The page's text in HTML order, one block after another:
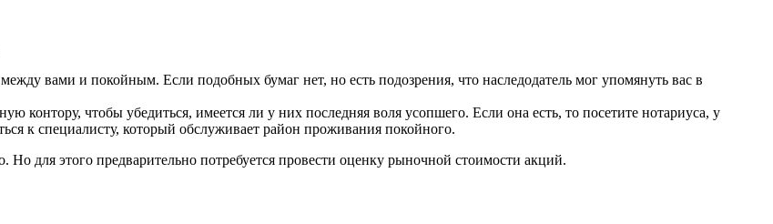
вами и покойным. Если подобных бумаг нет, но есть подозрения, что наследодатель мог упомянуть вас в
контору, чтобы убедиться, имеется ли у них последняя воля усопшего. Если она есть, то посетите нотариуса, у
к специалисту, который обслуживает район проживания покойного.
для этого предварительно потребуется провести оценку рыночной стоимости акций.